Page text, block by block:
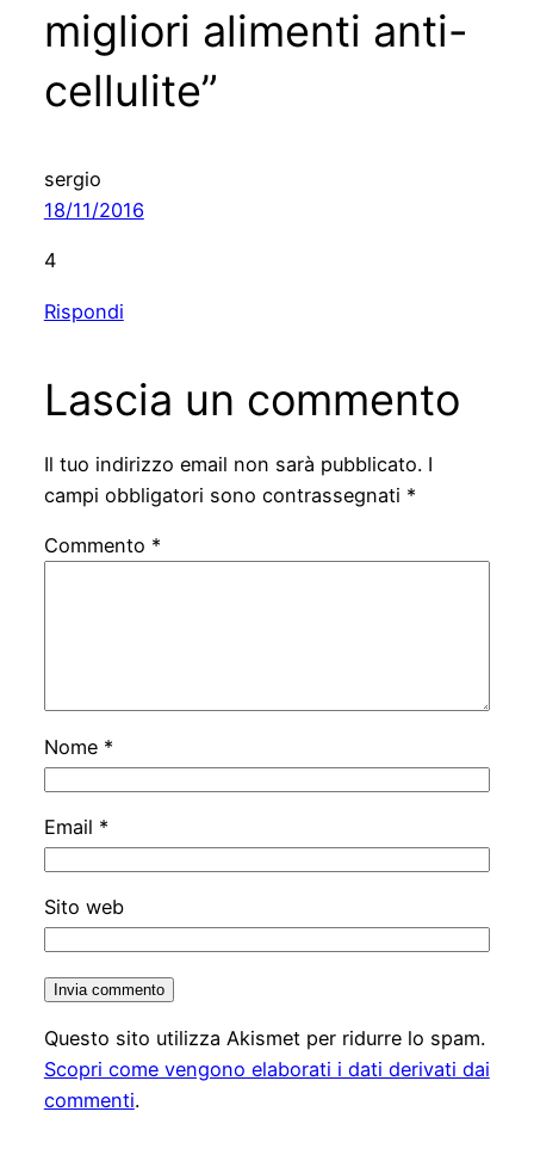
migliori alimenti anti-
cellulite”
sergio
18/11/2016
4
Rispondi
Lascia un commento
Il tuo indirizzo email non sarà pubblicato. I
campi obbligatori sono contrassegnati *
Commento *
Nome *
Email *
Sito web
Questo sito utilizza Akismet per ridurre lo spam.
Scopri come vengono elaborati i dati derivati dai
commenti.